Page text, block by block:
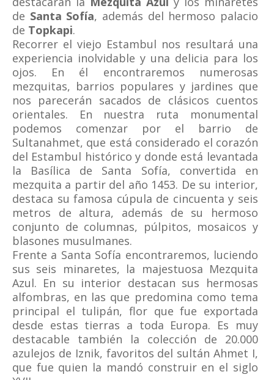
de Santa Sofía, además del hermoso palacio
de Topkapi.
Recorrer el viejo Estambul nos resultará una
experiencia inolvidable y una delicia para los
ojos. En él encontraremos numerosas
mezquitas, barrios populares y jardines que
nos parecerán sacados de clásicos cuentos
orientales. En nuestra ruta monumental
podemos comenzar por el barrio de
Sultanahmet, que está considerado el corazón
del Estambul histórico y donde está levantada
la Basílica de Santa Sofía, convertida en
mezquita a partir del año 1453. De su interior,
destaca su famosa cúpula de cincuenta y seis
metros de altura, además de su hermoso
conjunto de columnas, púlpitos, mosaicos y
blasones musulmanes.
Frente a Santa Sofía encontraremos, luciendo
sus seis minaretes, la majestuosa Mezquita
Azul. En su interior destacan sus hermosas
alfombras, en las que predomina como tema
principal el tulipán, flor que fue exportada
desde estas tierras a toda Europa. Es muy
destacable también la colección de 20.000
azulejos de Iznik, favoritos del sultán Ahmet I,
que fue quien la mandó construir en el siglo